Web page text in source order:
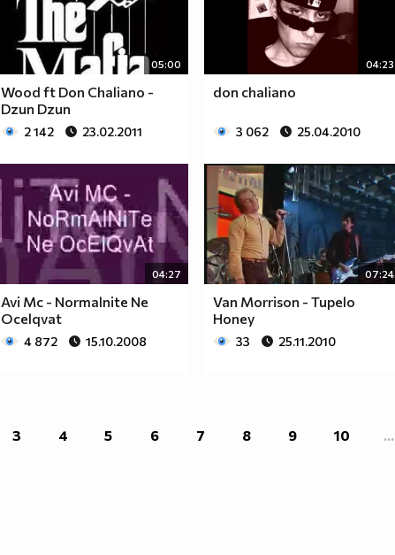
05:00
Wood ft Don Chaliano -
Dzun Dzun
2 142 23.02.2011
04:23
don chaliano
3 062 25.04.2010
04:27
Avi Mc - Normalnite Ne
Ocelqvat
4 872 15.10.2008
07:24
Van Morrison - Tupelo
Honey
33 25.11.2010
3 4 5 6 7 8 9 10 ...